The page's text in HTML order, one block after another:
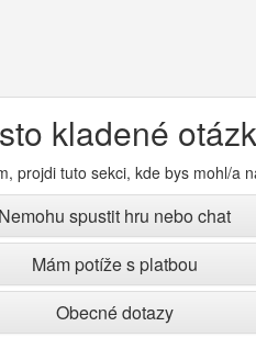
kladené
projdi tuto sekci, kde bys mohl/a
Nemohu spustit hru nebo chat
Mám potíže s platbou
Obecné dotazy